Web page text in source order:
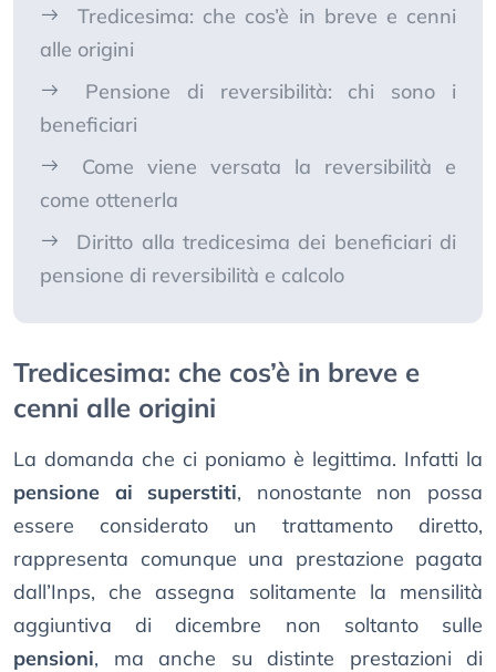
Tredicesima: che cos’è in breve e cenni
alle origini
Pensione di reversibilità: chi sono i
beneficiari
Come viene versata la reversibilità e
come ottenerla
Diritto alla tredicesima dei beneficiari di
pensione di reversibilità e calcolo
Tredicesima: che cos’è in breve e
cenni alle origini
La domanda che ci poniamo è legittima. Infatti la
pensione ai superstiti, nonostante non possa
essere considerato un trattamento diretto,
rappresenta comunque una prestazione pagata
dall’Inps, che assegna solitamente la mensilità
aggiuntiva di dicembre non soltanto sulle
pensioni, ma anche su distinte prestazioni di